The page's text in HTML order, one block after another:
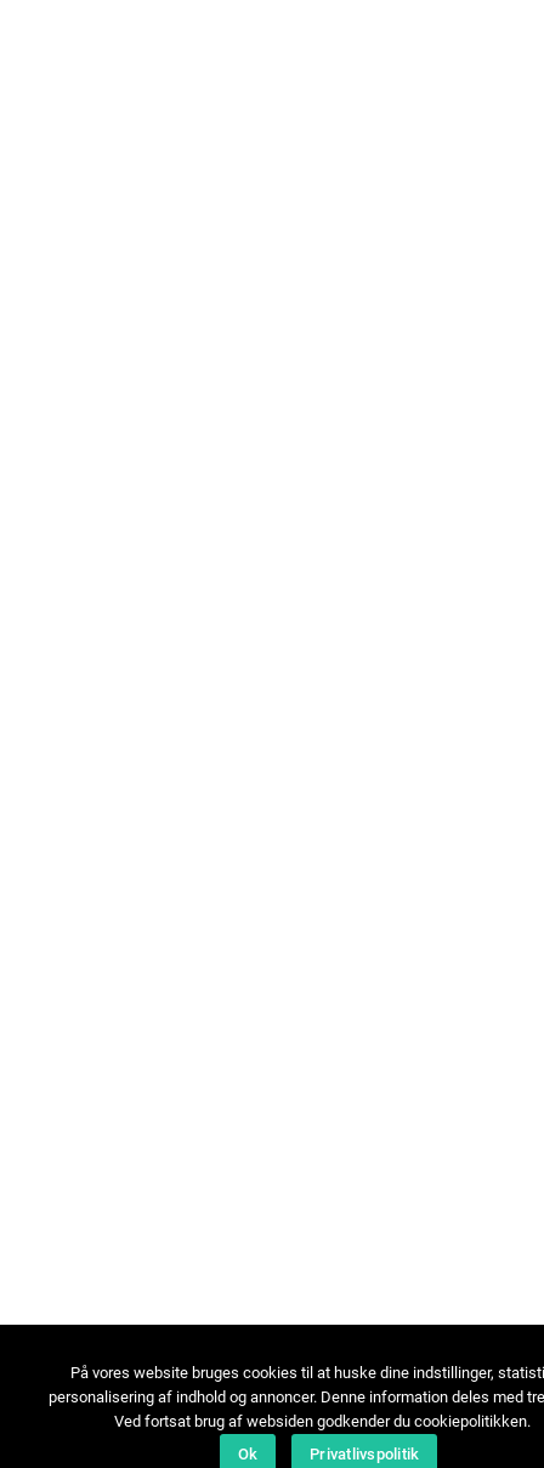
På vores website bruges cookies til at huske dine indstillinger,
personalisering af indhold og annoncer. Denne information deles med
Ved fortsat brug af websiden godkender du cookiepolitikken.
Ok
Privatlivspolitik